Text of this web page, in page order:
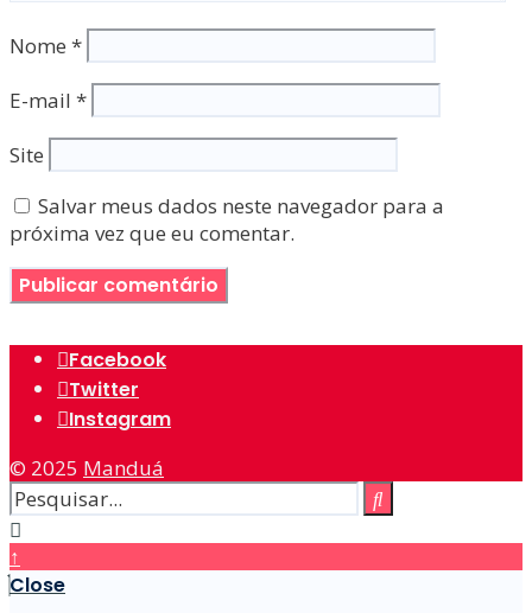
Nome *
E-mail *
Site
Salvar meus dados neste navegador para a
próxima vez que eu comentar.
Facebook
Twitter
Instagram
© 2025 Manduá
↑
Close